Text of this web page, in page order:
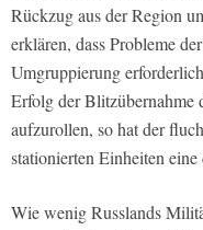
Rückzug aus der Region
erklären, dass Probleme
Umgruppierung
Erfolg der Blitzübernahme
aufzurollen, so hat der
stationierten Einheiten
Wie wenig Russlands